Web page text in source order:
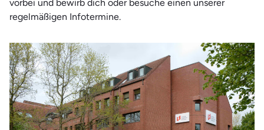
vorbei und bewirb dich oder besuche einen unserer
regelmäßigen Infotermine.